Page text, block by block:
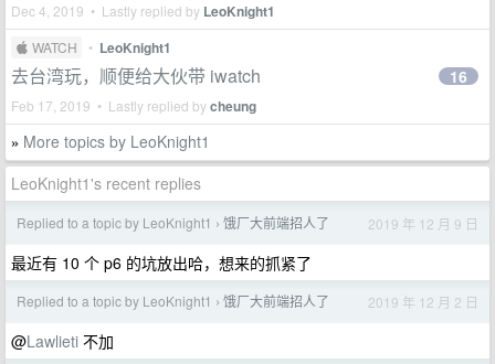
Dec 4, 2019 • Lastly replied by LeoKnight1
 WATCH • LeoKnight1
去台湾玩，顺便给大伙带 iwatch
Feb 17, 2019 • Lastly replied bycheung
16
» More topics by LeoKnight1
LeoKnight1's recent replies
Replied to a topic by LeoKnight1 › 饿厂大前端招人了 2019 年 12 月 9 日
最近有 10 个 p6 的坑放出哈，想来的抓紧了
Replied to a topic by LeoKnight1 › 饿厂大前端招人了 2019 年 12 月 2 日
@Lawlieti 不加